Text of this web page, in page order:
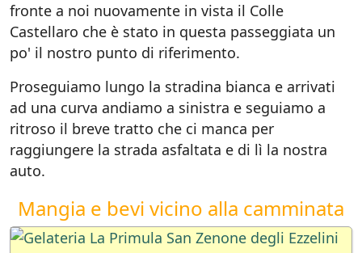
fronte a noi nuovamente in vista il Colle
Castellaro che è stato in questa passeggiata un
po' il nostro punto di riferimento.
Proseguiamo lungo la stradina bianca e arrivati
ad una curva andiamo a sinistra e seguiamo a
ritroso il breve tratto che ci manca per
raggiungere la strada asfaltata e di lì la nostra
auto.
Mangia e bevi vicino alla camminata